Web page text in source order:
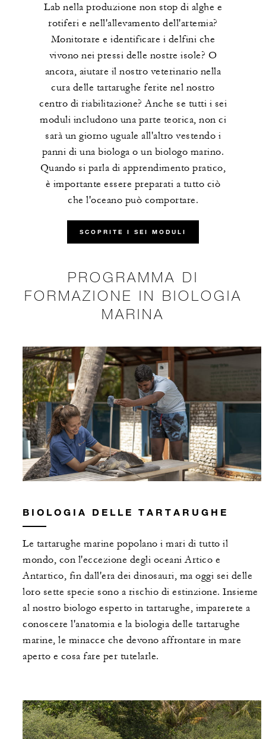
Lab nella produzione non stop di alghe e
rotiferi e nell'allevamento dell'artemia?
Monitorare e identificare i delfini che
vivono nei pressi delle nostre isole? O
ancora, aiutare il nostro veterinario nella
cura delle tartarughe ferite nel nostro
centro di riabilitazione? Anche se tutti i sei
moduli includono una parte teorica, non ci
sarà un giorno uguale all'altro vestendo i
panni di una biologa o un biologo marino.
Quando si parla di apprendimento pratico,
è importante essere preparati a tutto ciò
che l'oceano può comportare.
SCOPRITE I SEI MODULI
PROGRAMMA DI
FORMAZIONE IN BIOLOGIA
MARINA
BIOLOGIA DELLE TARTARUGHE
Le tartarughe marine popolano i mari di tutto il
mondo, con l'eccezione degli oceani Artico e
Antartico, fin dall'era dei dinosauri, ma oggi sei delle
loro sette specie sono a rischio di estinzione. Insieme
al nostro biologo esperto in tartarughe, imparerete a
conoscere l'anatomia e la biologia delle tartarughe
marine, le minacce che devono affrontare in mare
aperto e cosa fare per tutelarle.